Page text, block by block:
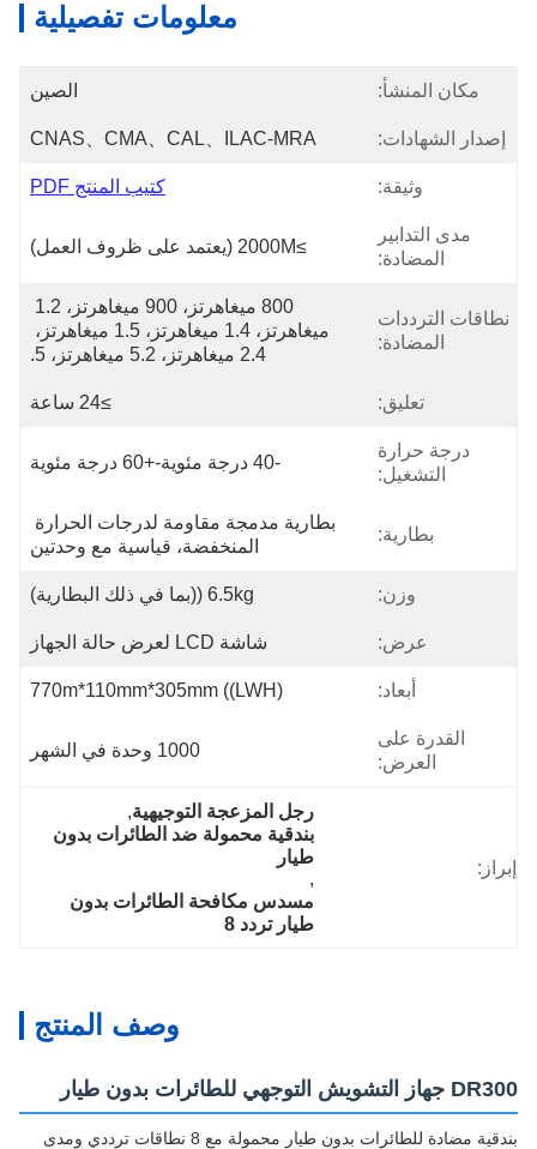
معلومات تفصيلية
مكان المنشأ: الصين
إصدار الشهادات: CNAS、CMA、CAL、ILAC-MRA
وثيقة: كتيب المنتج PDF
مدى التدابير
المضادة:
≥2000M (يعتمد على ظروف العمل)
نطاقات الترددات
المضادة:
800 ميغاهرتز، 900 ميغاهرتز، 1.2
ميغاهرتز، 1.4 ميغاهرتز، 1.5 ميغاهرتز،
2.4 ميغاهرتز، 5.2 ميغاهرتز، 5.
تعليق: ≥24 ساعة
درجة حرارة
التشغيل:
بطارية:
بطارية مدمجة مقاومة لدرجات الحرارة
المنخفضة، قياسية مع وحدتين
وزن: 6.5kg ((بما في ذلك البطارية)
عرض: شاشة LCD لعرض حالة الجهاز
أبعاد: 770m*110mm*305mm ((LWH)
القدرة على
العرض:
1000 وحدة في الشهر
إبراز:
رجل المزعجة التوجيهية,
بندقية محمولة ضد الطائرات بدون
طيار
,
مسدس مكافحة الطائرات بدون
طيار تردد 8
وصف المنتج
DR300 جهاز التشويش التوجهي للطائرات بدون طيار
بندقية مضادة للطائرات بدون طيار محمولة مع 8 نطاقات ترددي ومدى